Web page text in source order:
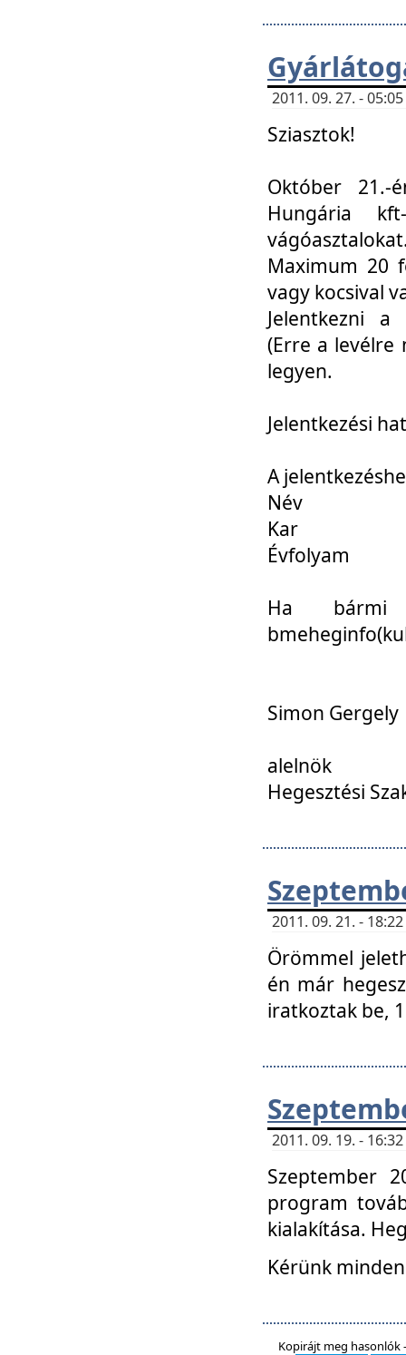
2011. 09. 27. -
Sziasztok!
Október 21.-
Hungária
Maximum 20
vagy kocsival
Jelentkezni a
(Erre a levélre
legyen.
Jelentkezési
A
Név
Kar
Évfolyam
Ha
Simon Gergely
alelnök
Hegesztési
2011. 09. 21. -
Örömmel
én már
iratkoztak be,
2011. 09. 19. -
Szeptember
program
kialakítása.
Kérünk
Kopirájt meg hasonlók